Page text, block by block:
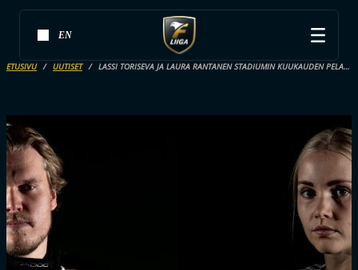
EN
ETUSIVU UUTISET LASSI TORISEVA JA LAURA RANTANEN STADIUMIN KUUKAUDEN PELAAJAT F-LIIGASSA